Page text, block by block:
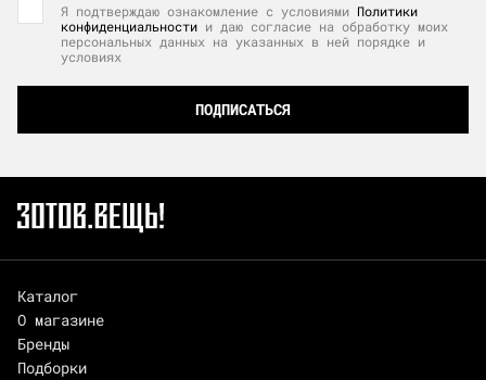
Я подтверждаю ознакомление с условиями Политики
конфиденциальности и даю согласие на обработку моих
персональных данных на указанных в ней порядке и
условиях
ПОДПИСАТЬСЯ
Каталог
О магазине
Бренды
Подборки